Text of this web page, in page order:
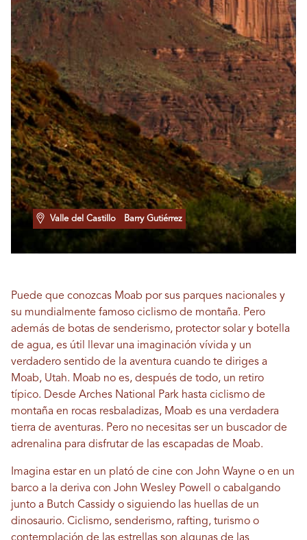
Valle del Castillo Barry Gutiérrez
Puede que conozcas Moab por sus parques nacionales y
su mundialmente famoso ciclismo de montaña. Pero
además de botas de senderismo, protector solar y botella
de agua, es útil llevar una imaginación vívida y un
verdadero sentido de la aventura cuando te diriges a
Moab, Utah. Moab no es, después de todo, un retiro
típico. Desde Arches National Park hasta ciclismo de
montaña en rocas resbaladizas, Moab es una verdadera
tierra de aventuras. Pero no necesitas ser un buscador de
adrenalina para disfrutar de las escapadas de Moab.
Imagina estar en un plató de cine con John Wayne o en un
barco a la deriva con John Wesley Powell o cabalgando
junto a Butch Cassidy o siguiendo las huellas de un
dinosaurio. Ciclismo, senderismo, rafting, turismo o